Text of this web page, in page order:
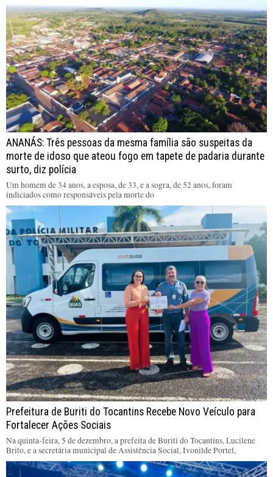
ANANÁS: Três pessoas da mesma família são suspeitas da
morte de idoso que ateou fogo em tapete de padaria durante
surto, diz polícia
Um homem de 34 anos, a esposa, de 33, e a sogra, de 52 anos, foram
indiciados como responsáveis pela morte do
Prefeitura de Buriti do Tocantins Recebe Novo Veículo para
Fortalecer Ações Sociais
Na quinta-feira, 5 de dezembro, a prefeita de Buriti do Tocantins, Lucilene
Brito, e a secretária municipal de Assistência Social, Ivonilde Portel,